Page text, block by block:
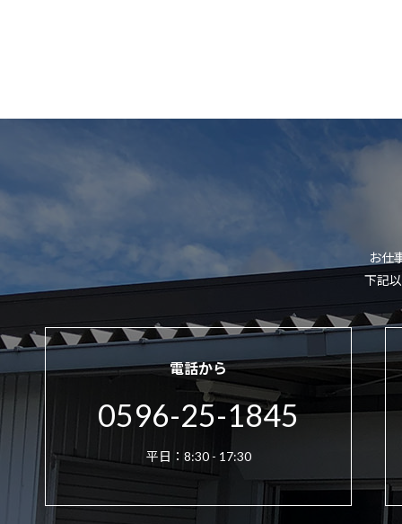
お仕
下記
電話から
0596-25-1845
平日：8:30 - 17:30